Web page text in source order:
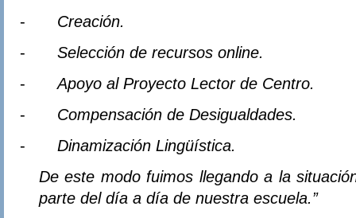
-
Creación.
-
Selección de recursos online.
-
Apoyo al Proyecto Lector de Centro.
-
Compensación de Desigualdades.
-
Dinamización Lingüística.
De este modo fuimos llegando a la
parte del día a día de nuestra escuela.”